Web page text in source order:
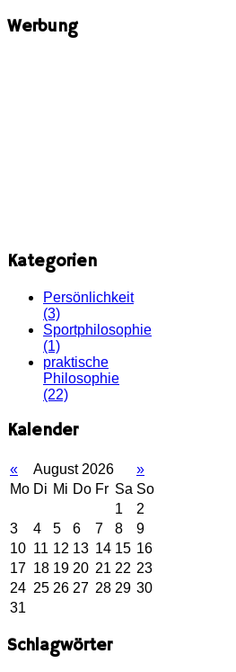
Werbung
Kategorien
Persönlichkeit
(3)
Sportphilosophie
(1)
praktische
Philosophie
(22)
Kalender
« August 2026
»
Mo Di Mi Do Fr Sa So
1
2
3
4 5 6 7 8
9
10 11 12 13 14 15 16
17 18 19 20 21 22 23
24 25 26 27 28 29 30
31
Schlagwörter